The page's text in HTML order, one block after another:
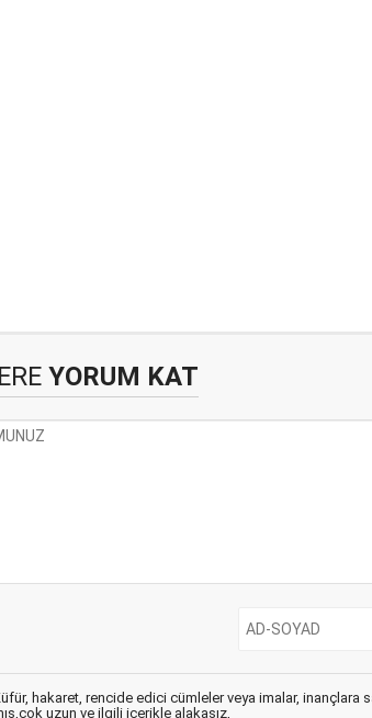
YORUM KAT
hakaret, rencide edici cümleler veya imalar, inançlara
uzun ve ilgili içerikle alakasız,